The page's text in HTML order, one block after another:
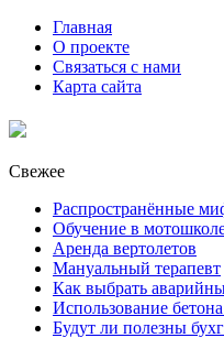
Главная
О проекте
Связаться с нами
Карта сайта
Свежее
Распространённые
Обучение в
Аренда вертолетов
Мануальный терапевт
Как выбрать
Использование
Будут ли полезны